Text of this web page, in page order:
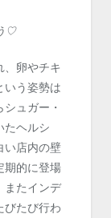
♡
卵やチキ
いう姿勢は
ュガー・
たヘルシ
い店内の壁
期的に登場
またインデ
びたび行わ